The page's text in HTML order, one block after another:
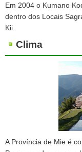
Em 2004 o Kumano
dentro dos Locais
Kii.
Clima
A Província de Mie é